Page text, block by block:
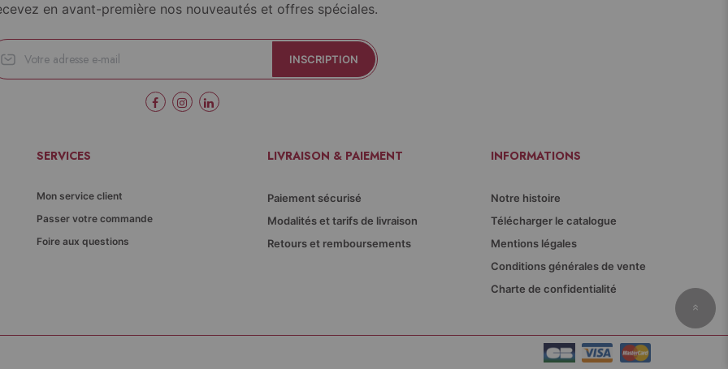
en avant-première nos nouveautés et offres spéciales.
INSCRIPTION
SERVICES
Mon service client
Passer votre commande
Foire aux questions
LIVRAISON & PAIEMENT
Paiement sécurisé
Modalités et tarifs de livraison
Retours et remboursements
INFORMATIONS
Notre histoire
Télécharger le catalogue
Mentions légales
Conditions générales de vente
Charte de confidentialité